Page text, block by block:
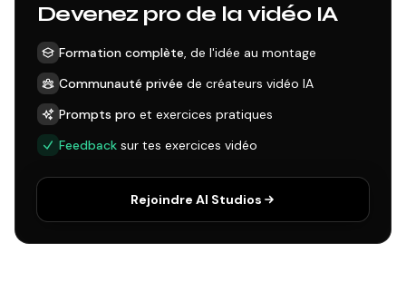
Devenez pro de la vidéo IA
Formation complète, de l'idée au montage
Communauté privée de créateurs vidéo IA
Prompts pro et exercices pratiques
Feedback sur tes exercices vidéo
Rejoindre AI Studios